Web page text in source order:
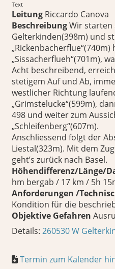
Text
Leitung Riccardo Canova
BeschreibungWir starten
Gelterkinden(398m) und
„Rickenbacherflue“(740m)
„Sissacherflueh“(701m),
Acht beschreibend,
stetigem Auf und Ab,
westlicher Richtung
„Grimstelucke“(599m),
498 und weiter zum
„Schleifenberg“(607m).
Anschliessend folgt der
Liestal(323m). Mit dem Zug
geht’s zurück nach Basel.
Höhendifferenz/Länge/
hm bergab / 17 km / 5h
Anforderungen /
Kondition für die
Objektive Gefahren
Details: 260530 W
Termin zum Kalender